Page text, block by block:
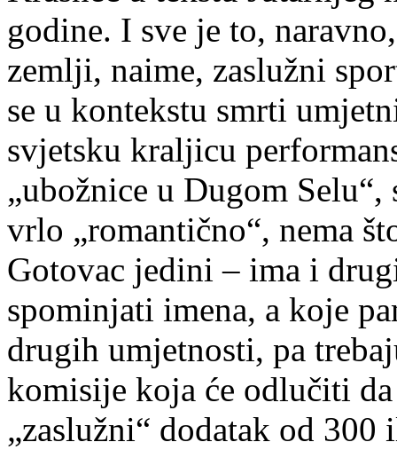
godine. I sve je to,
zemlji, naime, zaslužni
se u kontekstu smrti
svjetsku kraljicu
„ubožnice u Dugom
vrlo „romantično“, nema
Gotovac jedini – ima i
spominjati imena, a koje
drugih umjetnosti, pa
komisije koja će odlučiti
„zaslužni“ dodatak od